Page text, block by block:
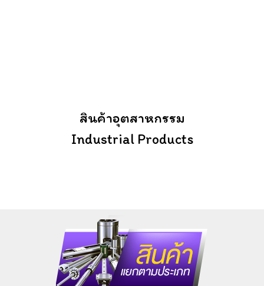
สินค้าอุตสาหกรรม
Industrial Products